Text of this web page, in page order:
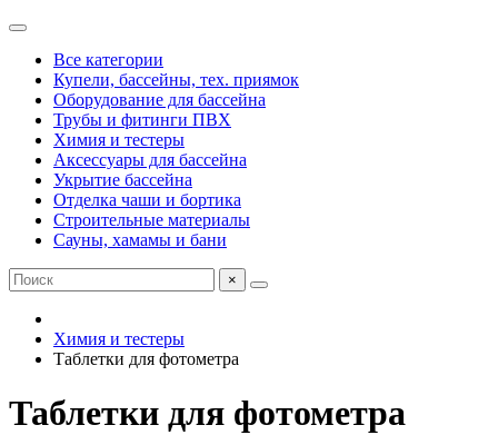
Все категории
Купели, бассейны, тех. приямок
Оборудование для бассейна
Трубы и фитинги ПВХ
Химия и тестеры
Аксессуары для бассейна
Укрытие бассейна
Отделка чаши и бортика
Строительные материалы
Сауны, хамамы и бани
×
Химия и тестеры
Таблетки для фотометра
Таблетки для фотометра